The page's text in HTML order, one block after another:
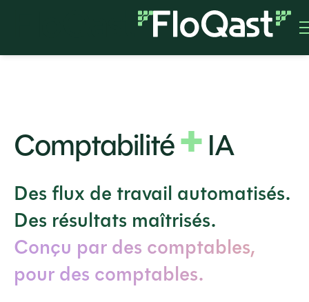
Comptabilité+IA
Des flux de travail automatisés.
Des résultats maîtrisés.
Conçu par des comptables,
pour des comptables.